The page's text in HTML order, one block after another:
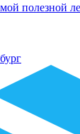
полезной